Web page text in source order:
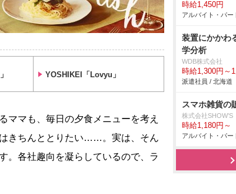
YOSHIKEI「Lovyu」
ママも、毎日の夕食メニューを考え
きちんととりたい……。実は、そん
。各社趣向を凝らしているので、ラ
時給1,450円
アルバイト・パー
装置にかかわ
学分析
WDB株式会社
時給1,300円～
派遣社員 / 北海道
スマホ雑貨の
株式会社SHOW’S
時給1,180円～
アルバイト・パー